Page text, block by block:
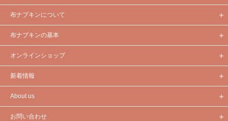
布ナプキンについて
布ナプキンの基本
オンラインショップ
新着情報
About us
お問い合わせ